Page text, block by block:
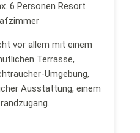
6 Personen Resort
vor allem mit einem
Terrasse,
Umgebung,
Ausstattung, einem